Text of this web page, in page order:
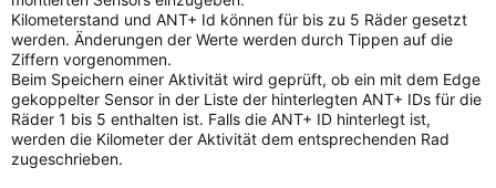
Kilometerstand und ANT+ Id können für bis zu 5 Räder gesetzt
werden. Änderungen der Werte werden durch Tippen auf die
Ziffern vorgenommen.
Beim Speichern einer Aktivität wird geprüft, ob ein mit dem Edge
gekoppelter Sensor in der Liste der hinterlegten ANT+ IDs für die
Räder 1 bis 5 enthalten ist. Falls die ANT+ ID hinterlegt ist,
werden die Kilometer der Aktivität dem entsprechenden Rad
zugeschrieben.